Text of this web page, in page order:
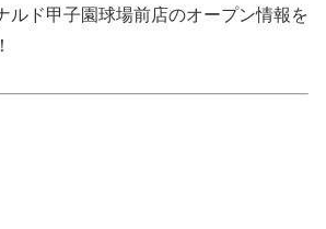
ルド甲子園球場前店のオープン情報を